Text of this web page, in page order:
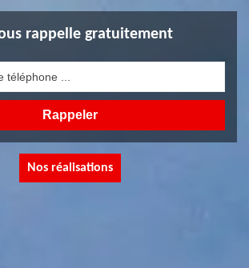
rappelle gratuitement
Nos réalisations